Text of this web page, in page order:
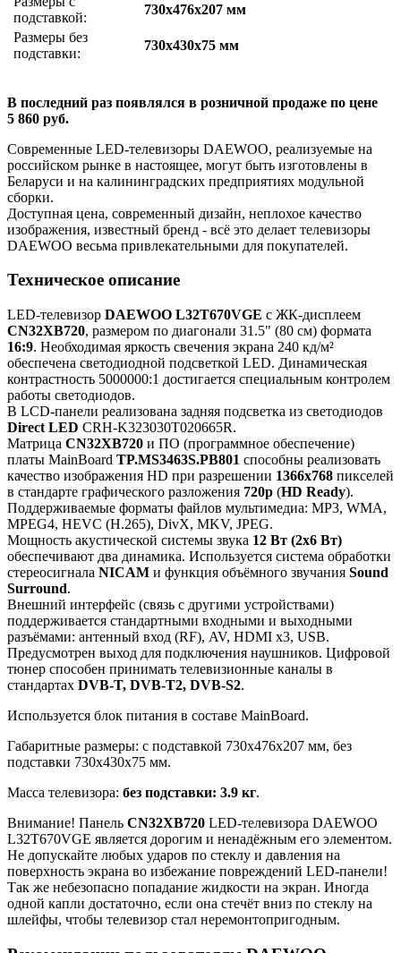
подставкой:
730x476x207 мм
Размеры без
подставки:
730x430x75 мм
В последний раз появлялся в розничной продаже по цене
5 860 руб.
Современные LED-телевизоры DAEWOO, реализуемые на
российском рынке в настоящее, могут быть изготовлены в
Беларуси и на калининградских предприятиях модульной
сборки.
Доступная цена, современный дизайн, неплохое качество
изображения, известный бренд - всё это делает телевизоры
DAEWOO весьма привлекательными для покупателей.
Техническое описание
LED-телевизор DAEWOO L32T670VGE с ЖК-дисплеем
CN32XB720, размером по диагонали 31.5" (80 см) формата
16:9. Необходимая яркость свечения экрана 240 кд/м²
обеспечена светодиодной подсветкой LED. Динамическая
контрастность 5000000:1 достигается специальным контролем
работы светодиодов.
В LCD-панели реализована задняя подсветка из светодиодов
Direct LED CRH-K323030T020665R.
Матрица CN32XB720 и ПО (программное обеспечение)
платы MainBoard TP.MS3463S.PB801 способны реализовать
качество изображения HD при разрешении 1366x768 пикселей
в стандарте графического разложения 720p (HD Ready).
Поддерживаемые форматы файлов мультимедиа: MP3, WMA,
MPEG4, HEVC (H.265), DivX, MKV, JPEG.
Мощность акустической системы звука 12 Вт (2х6 Вт)
обеспечивают два динамика. Используется система обработки
стереосигнала NICAM и функция объёмного звучания Sound
Surround.
Внешний интерфейс (связь с другими устройствами)
поддерживается стандартными входными и выходными
разъёмами: антенный вход (RF), AV, HDMI x3, USB.
Предусмотрен выход для подключения наушников. Цифровой
тюнер способен принимать телевизионные каналы в
стандартах DVB-T, DVB-T2, DVB-S2.
Используется блок питания в составе MainBoard.
Габаритные размеры: с подставкой 730x476x207 мм, без
подставки 730x430x75 мм.
Масса телевизора: без подставки: 3.9 кг.
Внимание! Панель CN32XB720 LED-телевизора DAEWOO
L32T670VGE является дорогим и ненадёжным его элементом.
Не допускайте любых ударов по стеклу и давления на
поверхность экрана во избежание повреждений LED-панели!
Так же небезопасно попадание жидкости на экран. Иногда
одной капли достаточно, если она стечёт вниз по стеклу на
шлейфы, чтобы телевизор стал неремонтопригодным.